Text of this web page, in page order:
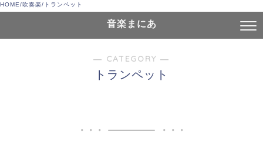
HOME/吹奏楽/ トランペット
音楽まにあ
― CATEGORY ―
トランペット